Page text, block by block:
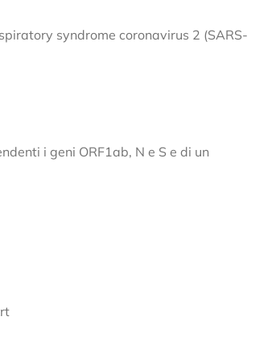
syndrome coronavirus 2 (SARS-
i geni ORF1ab, N e S e di un